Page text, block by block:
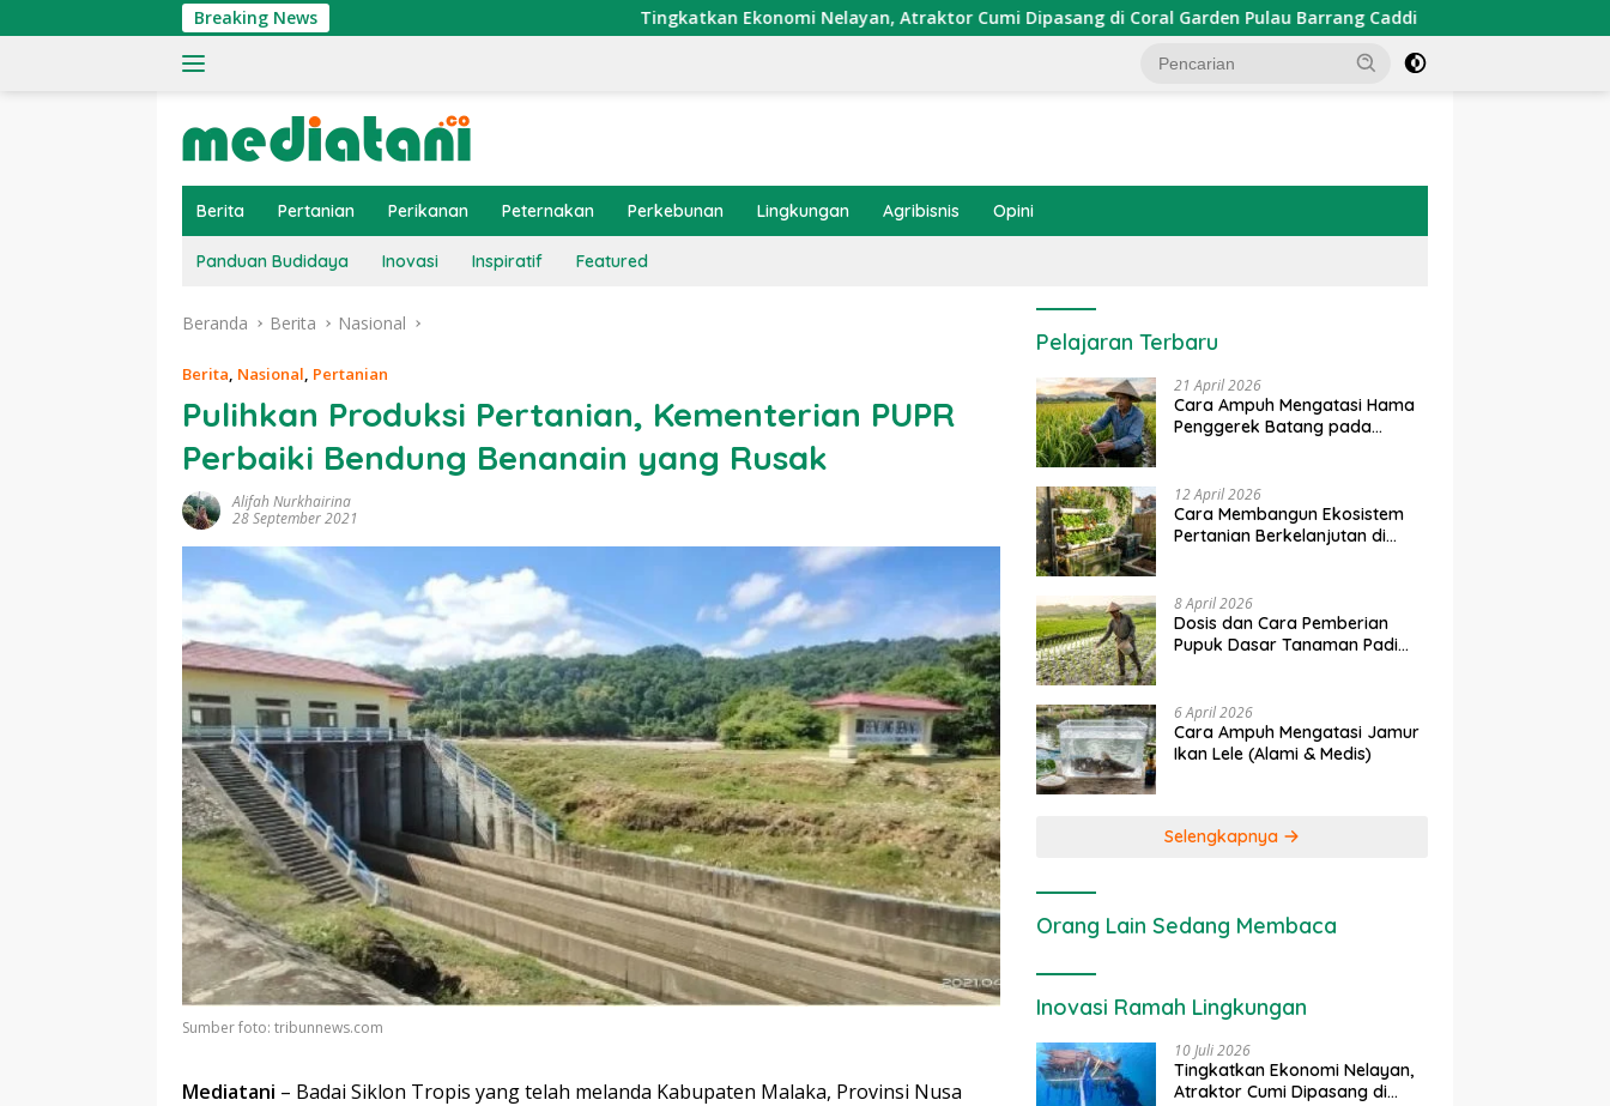
ke
Breaking News Tingkatkan Ekonomi Nelayan, Atraktor Cumi Dipasang di Coral Garden Pulau Barrang Caddi PDKT Danau Tempe :
Berita Pertanian Perikanan Peternakan Perkebunan Lingkungan Agribisnis Opini
Panduan Budidaya Inovasi Inspiratif Featured
Beranda Berita Nasional
Berita, Nasional, Pertanian
Pulihkan Produksi Pertanian, Kementerian PUPR
Perbaiki Bendung Benanain yang Rusak
Alifah Nurkhairina
28 September 2021
Sumber foto: tribunnews.com
Mediatani – Badai Siklon Tropis yang telah melanda Kabupaten Malaka, Provinsi Nusa
Pelajaran Terbaru
21 April 2026
Cara Ampuh Mengatasi Hama
Penggerek Batang pada
12 April 2026
Cara Membangun Ekosistem
Pertanian Berkelanjutan di
8 April 2026
Dosis dan Cara Pemberian
Pupuk Dasar Tanaman Padi
6 April 2026
Cara Ampuh Mengatasi Jamur
Ikan Lele (Alami & Medis)
Selengkapnya
Orang Lain Sedang Membaca
Inovasi Ramah Lingkungan
10 Juli 2026
Tingkatkan Ekonomi Nelayan,
Atraktor Cumi Dipasang di